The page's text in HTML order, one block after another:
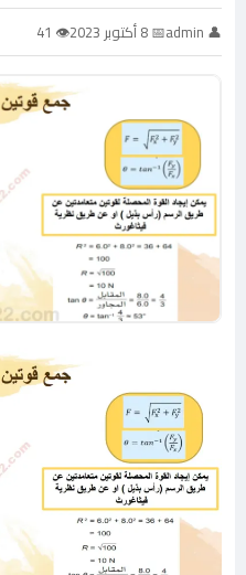
👤 admin 📅 8 أكتوبر 2023 👁 41